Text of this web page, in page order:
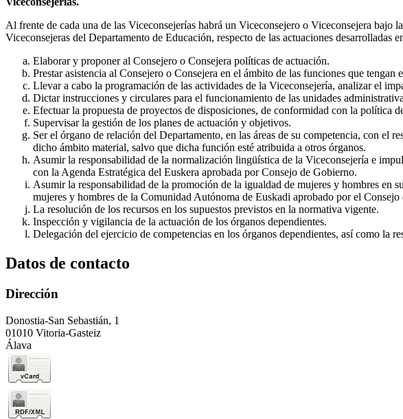
Al frente de cada una de las Viceconsejerías habrá un Viceconsejero o Viceconsejera bajo
Viceconsejeras del Departamento de Educación, respecto de las actuaciones
Elaborar y proponer al Consejero o Consejera políticas de actuación.
Prestar asistencia al Consejero o Consejera en el ámbito de las funciones que tengan
Llevar a cabo la programación de las actividades de la Viceconsejería, analizar el
Dictar instrucciones y circulares para el funcionamiento de las unidades
Efectuar la propuesta de proyectos de disposiciones, de conformidad con la política
Supervisar la gestión de los planes de actuación y objetivos.
Ser el órgano de relación del Departamento, en las áreas de su competencia, con el
dicho ámbito material, salvo que dicha función esté atribuida a otros órganos.
Asumir la responsabilidad de la normalización lingüística de la Viceconsejería e
con la Agenda Estratégica del Euskera aprobada por Consejo de Gobierno.
Asumir la responsabilidad de la promoción de la igualdad de mujeres y hombres en
mujeres y hombres de la Comunidad Autónoma de Euskadi aprobado por el Consejo
La resolución de los recursos en los supuestos previstos en la normativa vigente.
Inspección y vigilancia de la actuación de los órganos dependientes.
Delegación del ejercicio de competencias en los órganos dependientes, así como
Datos de contacto
Dirección
Donostia-San Sebastián, 1
01010 Vitoria-Gasteiz
Álava